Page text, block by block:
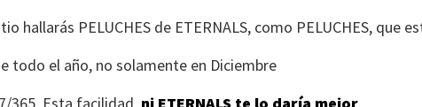
hallarás PELUCHES de ETERNALS, como PELUCHES, que
todo el año, no solamente en Diciembre
365. Esta facilidad, ni ETERNALS te lo daría mejor